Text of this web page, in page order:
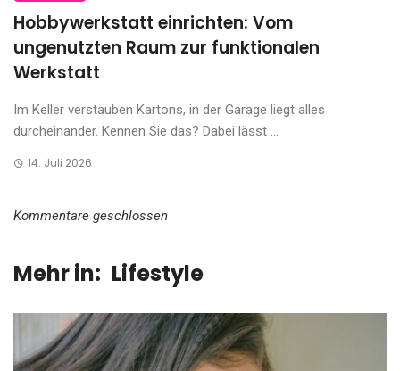
Hobbywerkstatt einrichten: Vom
ungenutzten Raum zur funktionalen
Werkstatt
Im Keller verstauben Kartons, in der Garage liegt alles
durcheinander. Kennen Sie das? Dabei lässt ...
14. Juli 2026
Kommentare geschlossen
Mehr in: Lifestyle